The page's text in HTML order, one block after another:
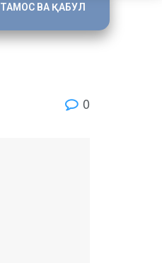
ТАМОС ВА ҚАБУЛ
0